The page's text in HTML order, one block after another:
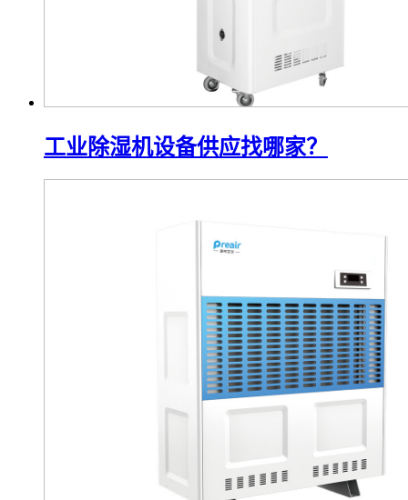
工业除湿机设备供应找哪家？